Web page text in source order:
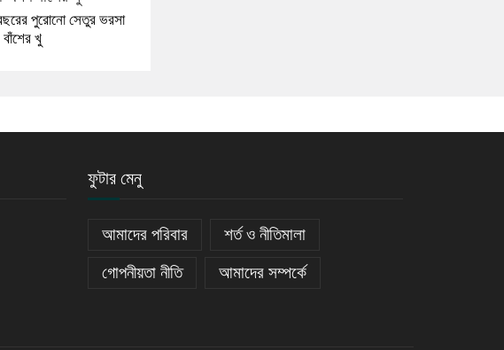
পুরোনো সেতুর ভরসা
খু
ফুটার মেনু
আমাদের পরিবার শর্ত ও নীতিমালা
গোপনীয়তা নীতি আমাদের সম্পর্কে